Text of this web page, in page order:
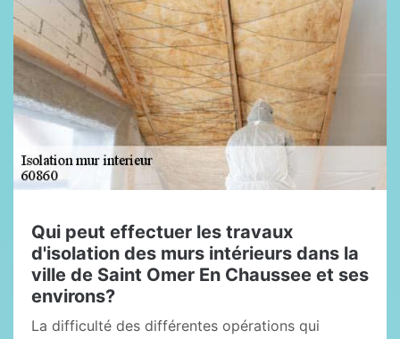
Qui peut effectuer les travaux
d'isolation des murs intérieurs dans la
ville de Saint Omer En Chaussee et ses
environs?
La difficulté des différentes opérations qui